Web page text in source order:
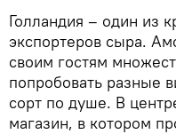
Голландия – один из
экспортеров сыра.
своим гостям
попробовать разные
сорт по душе. В
магазин, в котором